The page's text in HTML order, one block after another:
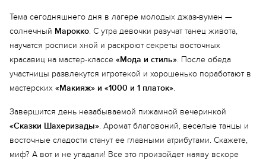
Тема сегодняшнего дня в лагере молодых джаз-вумен —
солнечный Марокко. С утра девочки разучат танец живота,
научатся росписи хной и раскроют секреты восточных
красавиц на мастер-классе «Мода и стиль». После обеда
участницы развлекутся игротекой и хорошенько поработают в
мастерских «Макияж» и «1000 и 1 платок».
Завершится день незабываемой пижамной вечеринкой
«Сказки Шахеризады». Аромат благовоний, веселые танцы и
восточные сладости станут ее главными атрибутами. Скажете,
миф? А вот и не угадали! Все это произойдет наяву вскоре